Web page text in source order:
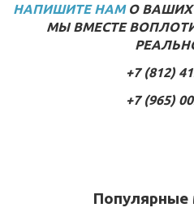
НАПИШИТЕ НАМО ВАШИХ
МЫ ВМЕСТЕ
+7 (812)
+7 (965)